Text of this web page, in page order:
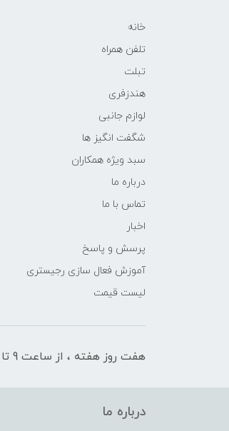
خانه
تلفن همراه
تبلت
هندزفری
لوازم جانبی
شگفت انگیز ها
سبد ویژه همکاران
درباره ما
تماس با ما
اخبار
پرسش و پاسخ
آموزش فعال سازی رجیستری
لیست قیمت
هفت روز هفته ، از ساعت 9 تا 18 پاسخگو شما هستیم
درباره ما